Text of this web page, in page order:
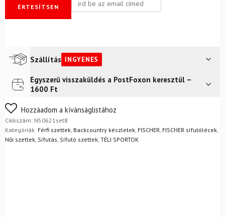
ÉRTESÍTSEN
Szállítás INGYENES
Futár a címreIngyenes
Egyszerű visszaküldés a PostFoxon keresztül –
1600 Ft
Nem biztos a választásában? Semmi gond – a terméket
egyszerűen visszaküldheti 14 napon belül, indoklás nélkül.
Mik a visszaküldés feltételei?
Hozzáadom a kívánságlistához
Cikkszám: N50621set8
Kategóriák: Férfi szettek, Backcountry készletek, FISCHER, FISCHER sífutólécek,
Női szettek, Sífutás, Sífutó szettek, TÉLI SPORTOK